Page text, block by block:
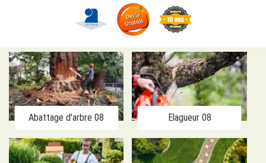
Abattage d'arbre 08 Elagueur 08